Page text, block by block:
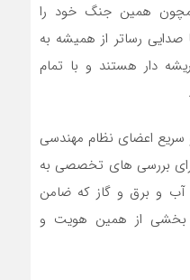
همچون همین جنگ خود را
صدایی رساتر از همیشه به
جهانیان نشان دادند که ملتی ریشه ‎دار ‎هستند و با تمام
سریع اعضای نظام مهندسی
بررسی‌ های تخصصی به
آب و برق و گاز که ضامن
بخشی از همین هویت و